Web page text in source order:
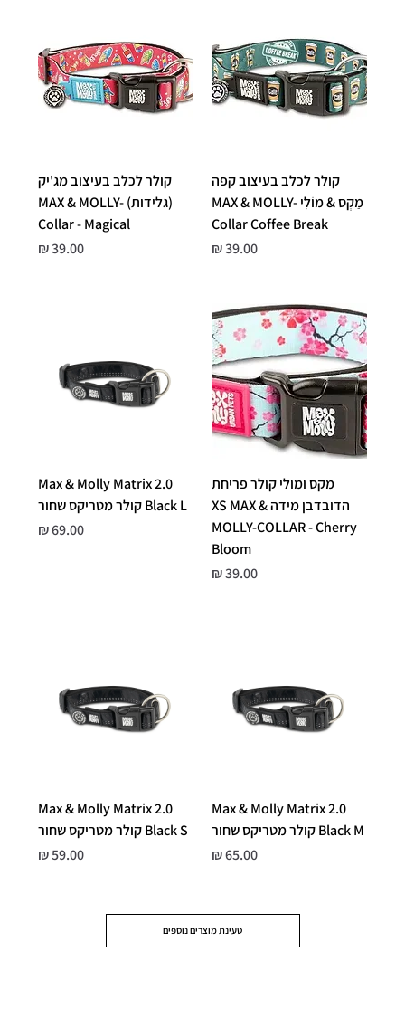
קולר לכלב בעיצוב קפה
מַקְס & מוֹלִי MAX & MOLLY-
Collar Coffee Break
מחיר
קולר לכלב בעיצוב מג'יק
(גלידות) MAX & MOLLY-
Collar - Magical
מחיר
מקס ומולי קולר פריחת
הדובדבן מידה XS MAX &
MOLLY-COLLAR - Cherry
Bloom
מחיר
Max & Molly Matrix 2.0
Black L קולר מטריקס שחור
מחיר
Max & Molly Matrix 2.0
Black M קולר מטריקס שחור
מחיר
Max & Molly Matrix 2.0
Black S קולר מטריקס שחור
מחיר
טעינת מוצרים נוספים